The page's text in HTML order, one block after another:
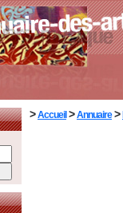
>Accueil>Annuaire>